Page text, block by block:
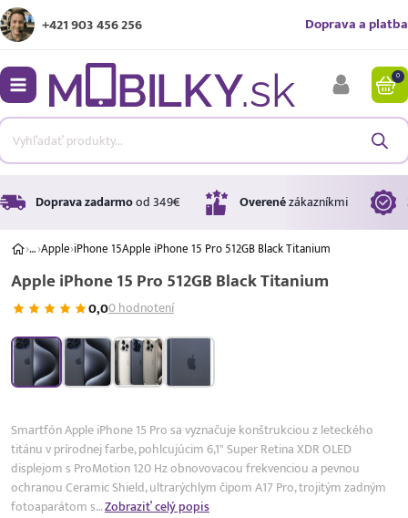
+421 903 456 256 Doprava a platba
0
Doprava zadarmood 349€ Overenézákazníkmi
›…›Apple›iPhone 15Apple iPhone 15 Pro 512GB Black Titanium
Apple iPhone 15 Pro 512GB Black Titanium
0,00 hodnotení
A A ↑
Úrok
17,99 %
Smartfón Apple iPhone 15 Pro sa vyznačuje konštrukciou z leteckého
titánu v prírodnej farbe, pohlcujúcim 6,1" Super Retina XDR OLED
displejom s ProMotion 120 Hz obnovovacou frekvenciou a pevnou
ochranou Ceramic Shield, ultrarýchlym čipom A17 Pro, trojitým zadným
fotoaparátom s…Zobraziť celý popis